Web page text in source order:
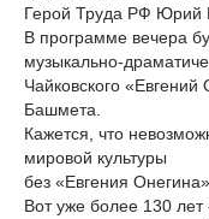
Герой Труда РФ Юрий
В программе вечера
музыкально-
Чайковского
Башмета.
Кажется, что
мировой культуры
без «Евгения
Вот уже более 130 лет